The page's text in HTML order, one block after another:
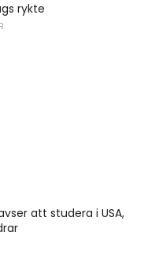
rykte
att studera i USA,